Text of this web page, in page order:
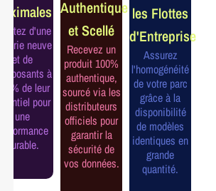
Maximales
Profitez d'une
batterie neuve
et de
composants à
100% de leur
potentiel pour
une
performance
durable.
Authentique
et Scellé
Recevez un
produit 100%
authentique,
sourcé via les
distributeurs
officiels pour
garantir la
sécurité de
vos données.
les Flottes
d'Entreprise
Assurez
l'homogénéité
de votre parc
grâce à la
disponibilité
de modèles
identiques en
grande
quantité.